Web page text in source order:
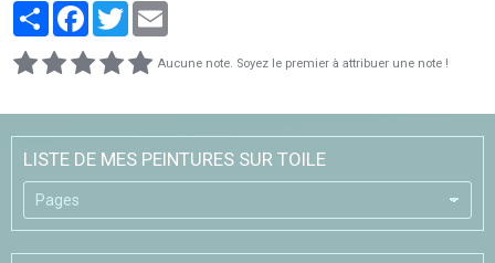
PartagerFacebook
Twitter
Aucune note. Soyez le premier à attribuer une note !
LISTE DE MES PEINTURES SUR TOILE